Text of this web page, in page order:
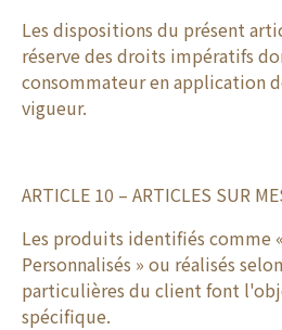
Les dispositions du présent
réserve des droits impératifs
consommateur en application
vigueur.
ARTICLE 10 – ARTICLES SUR
Les produits identifiés comme
Personnalisés » ou réalisés
particulières du client font
spécifique.